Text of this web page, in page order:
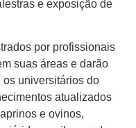
e exposição de
por profissionais
suas áreas e darão
universitários do
atualizados
e ovinos,